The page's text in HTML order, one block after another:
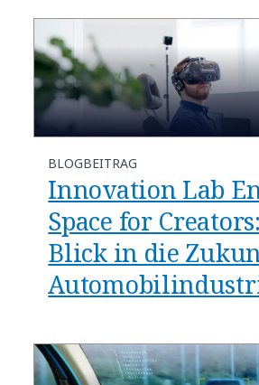
BLOGBEITRAG
Innovation Lab
Space for
Blick in die